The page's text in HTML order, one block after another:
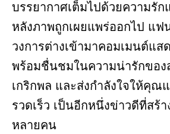
บรรยากาศเต็มไปด้วยความรั
หลังภาพถูกเผยแพร่ออกไป แฟ
วงการต่างเข้ามาคอมเมนต์แส
พร้อมชื่นชมในความน่ารักขอ
เกริกพล และส่งกำลังใจให้คุณ
รวดเร็ว เป็นอีกหนึ่งข่าวดีที่สร้
หลายคน